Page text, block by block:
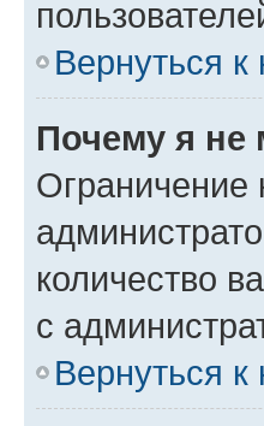
Вернуться к
Почему я не
Ограничение
количество
с
Вернуться к